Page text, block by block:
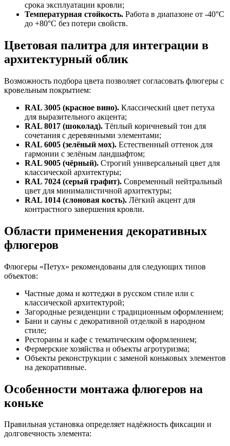
срока эксплуатации кровли;
Температурная стойкость. Работа в диапазоне от -40°С
до +80°С без потери свойств.
Цветовая палитра для интеграции в
архитектурный облик
Возможность подбора цвета позволяет согласовать флюгеры с
кровельным покрытием:
RAL 3005 (красное вино). Классический цвет петуха
для выразительного акцента;
RAL 8017 (шоколад). Тёплый коричневый тон для
сочетания с деревянными элементами;
RAL 6005 (зелёный мох). Естественный оттенок для
гармонии с зелёным ландшафтом;
RAL 9005 (чёрный). Строгий универсальный цвет для
классической архитектуры;
RAL 7024 (серый графит). Современный нейтральный
цвет для минималистичной архитектуры;
RAL 1014 (слоновая кость). Лёгкий акцент для
контрастного завершения кровли.
Области применения декоративных
флюгеров
Флюгеры «Петух» рекомендованы для следующих типов
объектов:
Частные дома и коттеджи в русском стиле или с
классической архитектурой;
Загородные резиденции с традиционным оформлением;
Бани и сауны с декоративной отделкой в народном
стиле;
Рестораны и кафе с тематическим оформлением;
Фермерские хозяйства и объекты агротуризма;
Объекты реконструкции с заменой коньковых элементов
на декоративные.
Особенности монтажа флюгеров на
коньке
Правильная установка определяет надёжность фиксации и
долговечность элемента: